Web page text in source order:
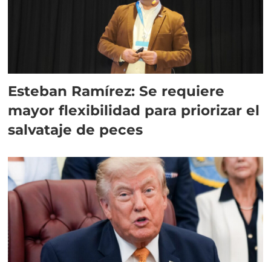
Esteban Ramírez: Se requiere
mayor flexibilidad para priorizar el
salvataje de peces